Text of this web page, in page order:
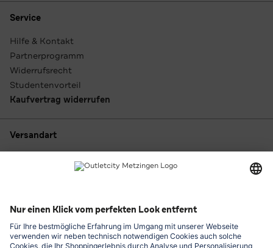
Service
Hilfe & Kontakt
Partnerprogramm
Widerrufsrecht
Studentenvorteil
Kaufvertrag widerrufen
Versandart